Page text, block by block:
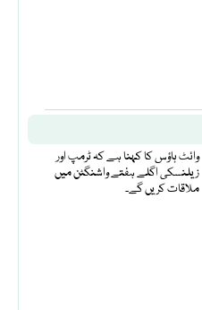
وائٹ ہاؤس کا کہنا ہے کہ ٹرمپ اور
زیلنسکی اگلے ہفتے واشنگٹن میں
ملاقات کریں گے۔